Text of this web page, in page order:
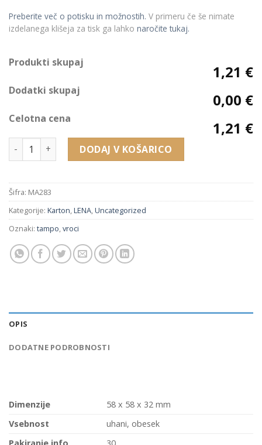
Preberite več o potisku in možnostih. V primeru če še nimate
izdelanega klišeja za tisk ga lahko naročite tukaj.
Produkti skupaj 1,21 €
Dodatki skupaj 0,00 €
Celotna cena 1,21 €
MA283 embalaža za uhane, obesek, poročne prstane,
DODAJ V KOŠARICO
Šifra: MA283
Kategorije: Karton LENA Uncategorized
Oznaki: tampo vroci
OPIS
DODATNE PODROBNOSTI
Dimenzije
58 x 58 x 32 mm
Vsebnost
uhani, obesek